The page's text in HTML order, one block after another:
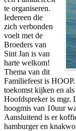
te organiseren.
Iedereen die
zich verbonden
voelt met de
Broeders van
Sint Jan is van
harte welkom!
Thema van dit
Familiefeest is
toekomst kijken en
Hoofdspreker is mgr.
hoogmis van 10uur
Aansluitend is er
hamburger en